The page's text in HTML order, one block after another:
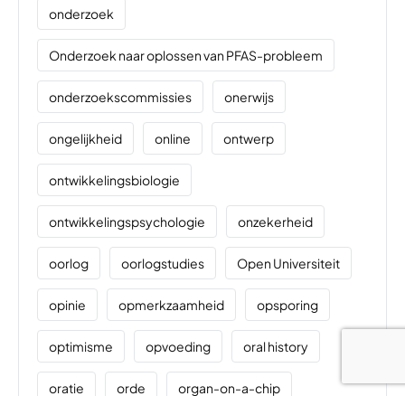
onderzoek
Onderzoek naar oplossen van PFAS-probleem
onderzoekscommissies onerwijs
ongelijkheid online ontwerp
ontwikkelingsbiologie
ontwikkelingspsychologie onzekerheid
oorlog oorlogstudies Open Universiteit
opinie opmerkzaamheid opsporing
optimisme opvoeding oral history
oratie orde organ-on-a-chip